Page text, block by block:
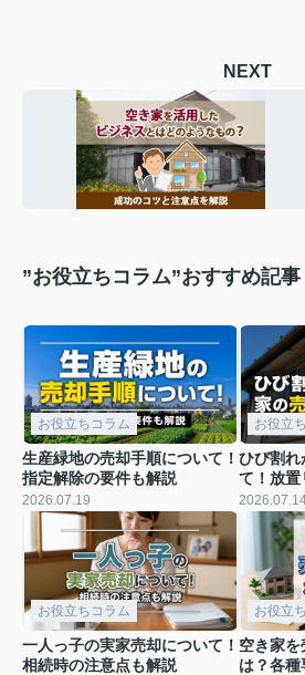
NEXT
”お役立ちコラム”おすすめ記事
お役立ちコラム
生産緑地の売却手順について！
指定解除の要件も解説
2026.07.19
お役立
ひび割れ
て！放置
お役立ちコラム
一人っ子の実家売却について！
相続時の注意点も解説
お役立
空き家
は？各